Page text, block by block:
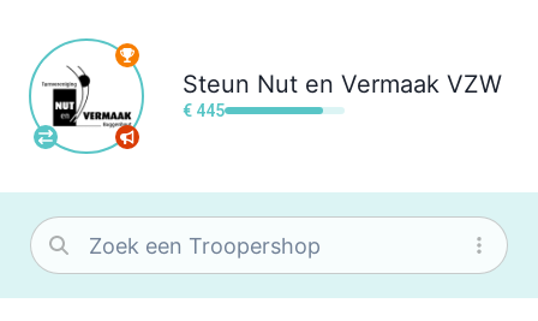
Steun Nut en Vermaak VZW
€ 445